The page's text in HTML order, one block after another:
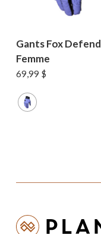
Gants Fox Defend
Femme
69,99 $